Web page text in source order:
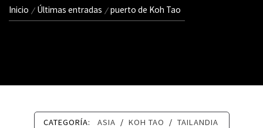
Inicio Últimas entradas puerto de Koh Tao
CATEGORÍA: ASIA / KOH TAO / TAILANDIA